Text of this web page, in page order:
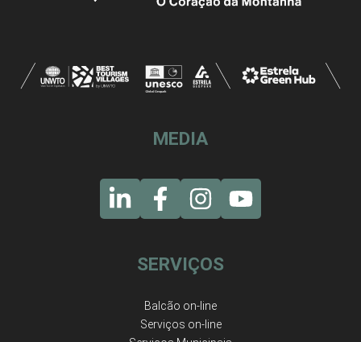
MEDIA
SERVIÇOS
Balcão on-line
Serviços on-line